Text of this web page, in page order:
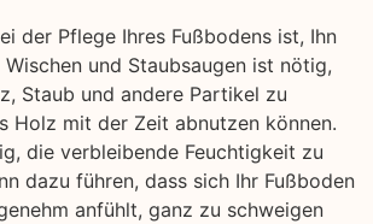
der Pflege Ihres Fußbodens ist, Ihn
und Staubsaugen ist nötig,
Staub und andere Partikel zu
Holz mit der Zeit abnutzen können.
die verbleibende Feuchtigkeit zu
dazu führen, dass sich Ihr Fußboden
anfühlt, ganz zu schweigen